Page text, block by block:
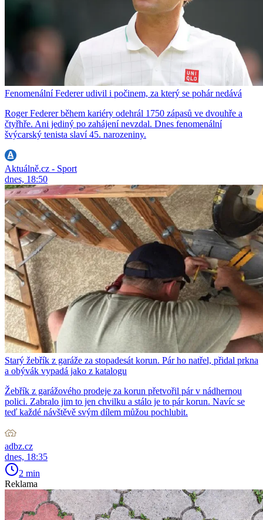
Fenomenální Federer udivil i počinem, za který se pohár nedává
Roger Federer během kariéry odehrál 1750 zápasů ve dvouhře a
čtyřhře. Ani jediný po zahájení nevzdal. Dnes fenomenální
švýcarský tenista slaví 45. narozeniny.
Aktuálně.cz - Sport
dnes, 18:50
Starý žebřík z garáže za stopadesát korun. Pár ho natřel, přidal prkna
a obývák vypadá jako z katalogu
Žebřík z garážového prodeje za korun přetvořil pár v nádhernou
polici. Zabralo jim to jen chvilku a stálo je to pár korun. Navíc se
teď každé návštěvě svým dílem můžou pochlubit.
adbz.cz
dnes, 18:35
2 min
Reklama